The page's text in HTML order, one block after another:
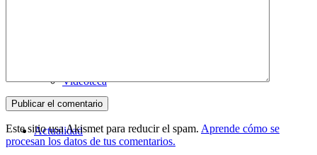
Videoteca
Actualidad
Este sitio usa Akismet para reducir el spam. Aprende cómo se
procesan los datos de tus comentarios.